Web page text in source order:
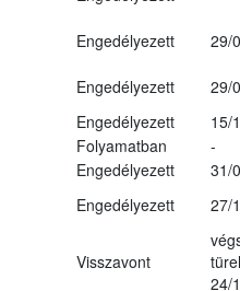
Engedélyezett
29/
Engedélyezett
29/
Engedélyezett
15/
Folyamatban
-
Engedélyezett
31/
Engedélyezett 27/
Visszavont
24/